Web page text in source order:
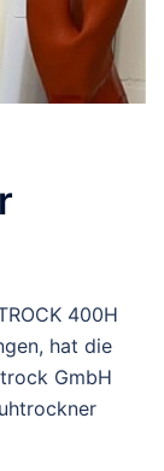
400H
hat die
GmbH